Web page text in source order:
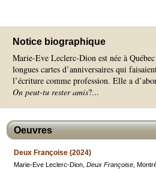
Notice biographique
Marie-Eve Leclerc-Dion est née à
longues cartes d’anniversaires qui
l’écriture comme profession. Elle a
On peut-tu rester amis?...
Oeuvres
Deux Françoise (2024)
Marie-Eve Leclerc-Dion, Deux Françoise ,